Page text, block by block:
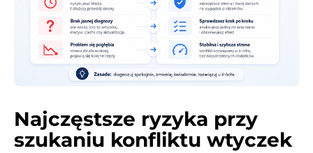
Najczęstsze ryzyka przy
szukaniu konfliktu wtyczek